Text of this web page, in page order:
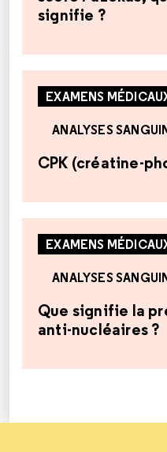
signifie ?
EXAMENS
ANALYSES
CPK (créatine-
EXAMENS
ANALYSES
Que signifie la
anti-nucléaires ?